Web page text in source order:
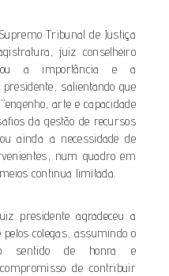
Tribunal de Justiça
juiz conselheiro
a importância e a
salientando que
arte e capacidade
da gestão de recursos
ainda a necessidade de
num quadro em
continua limitada.
presidente agradeceu a
pelos colegas, assumindo o
sentido de honra e
de contribuir